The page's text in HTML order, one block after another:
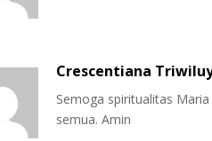
Crescentiana
Semoga spiritualitas
semua. Amin